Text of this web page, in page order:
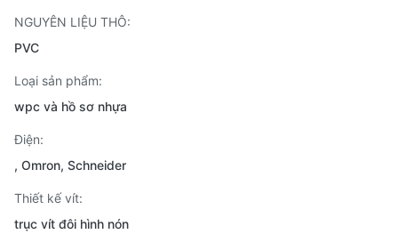
NGUYÊN LIỆU THÔ:
PVC
Loại sản phẩm:
wpc và hồ sơ nhựa
Điện:
, Omron, Schneider
Thiết kế vít:
trục vít đôi hình nón